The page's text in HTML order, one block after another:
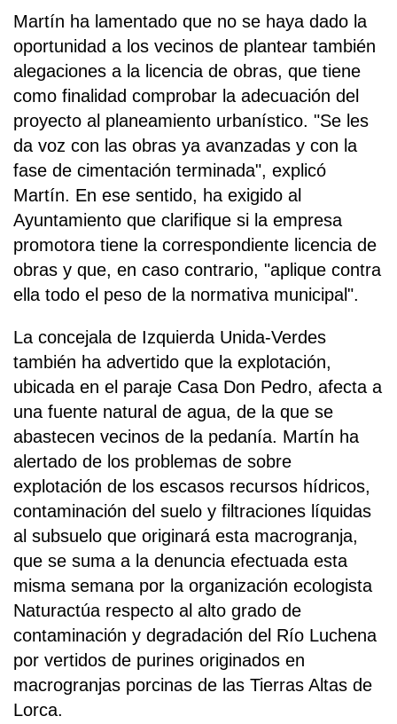
Martín ha lamentado que no se haya dado la
oportunidad a los vecinos de plantear también
alegaciones a la licencia de obras, que tiene
como finalidad comprobar la adecuación del
proyecto al planeamiento urbanístico. "Se les
da voz con las obras ya avanzadas y con la
fase de cimentación terminada", explicó
Martín. En ese sentido, ha exigido al
Ayuntamiento que clarifique si la empresa
promotora tiene la correspondiente licencia de
obras y que, en caso contrario, "aplique contra
ella todo el peso de la normativa municipal".
La concejala de Izquierda Unida-Verdes
también ha advertido que la explotación,
ubicada en el paraje Casa Don Pedro, afecta a
una fuente natural de agua, de la que se
abastecen vecinos de la pedanía. Martín ha
alertado de los problemas de sobre
explotación de los escasos recursos hídricos,
contaminación del suelo y filtraciones líquidas
al subsuelo que originará esta macrogranja,
que se suma a la denuncia efectuada esta
misma semana por la organización ecologista
Naturactúa respecto al alto grado de
contaminación y degradación del Río Luchena
por vertidos de purines originados en
macrogranjas porcinas de las Tierras Altas de
Lorca.